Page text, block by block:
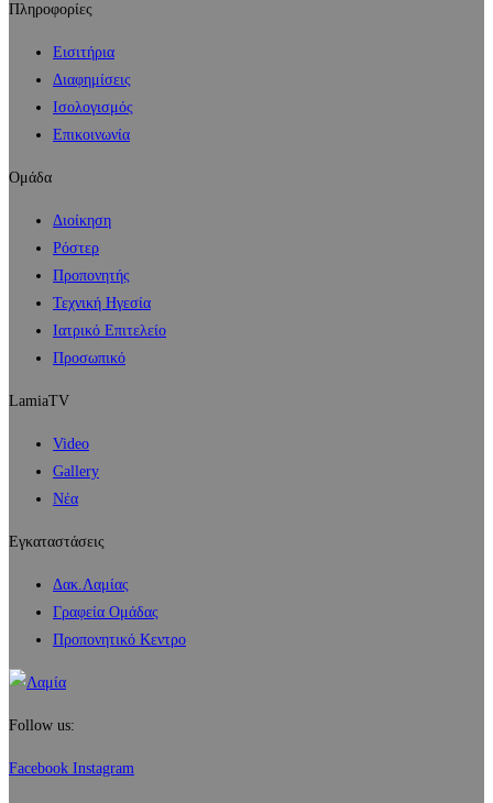
Πληροφορίες
Εισιτήρια
Διαφημίσεις
Ισολογισμός
Επικοινωνία
Ομάδα
Διοίκηση
Ρόστερ
Προπονητής
Τεχνική Ηγεσία
Ιατρικό Επιτελείο
Προσωπικό
LamiaTV
Video
Gallery
Νέα
Εγκαταστάσεις
Δακ.Λαμίας
Γραφεία Ομάδας
Προπονητικό Κεντρο
Follow us:
Facebook Instagram